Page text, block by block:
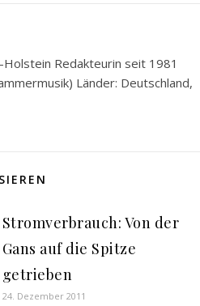
Redakteurin seit 1981
Länder: Deutschland,
Stromverbrauch: Von der
Gans auf die Spitze
getrieben
24. Dezember 2011